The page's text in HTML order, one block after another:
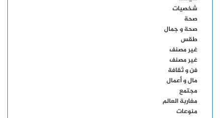
شخصيات
صحة
صحة و جمال
طقس
غير مصنف
غير مصنف
فن و ثقافة
مال و أعمال
مجتمع
مغاربة العالم
منوعات